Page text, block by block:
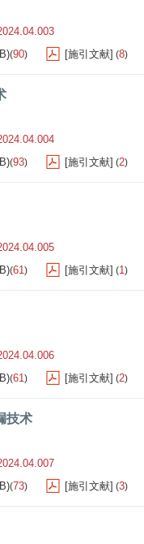
(90) [施引文献] (8)
(93) [施引文献] (2)
(61) [施引文献] (1)
(61) [施引文献] (2)
技术
(73) [施引文献] (3)